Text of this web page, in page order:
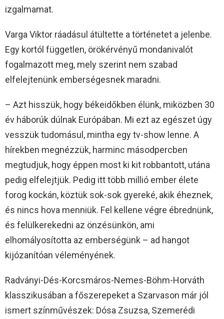
izgalmamat.
Varga Viktor ráadásul átültette a történetet a jelenbe.
Egy kortól független, örökérvényű mondanivalót
fogalmazott meg, mely szerint nem szabad
elfelejtenünk emberségesnek maradni.
– Azt hisszük, hogy békeidőkben élünk, miközben 30
év háborúk dúlnak Európában. Mi ezt az egészet úgy
vesszük tudomásul, mintha egy tv-show lenne. A
hírekben megnézzük, harminc másodpercben
megtudjuk, hogy éppen most ki kit robbantott, utána
pedig elfelejtjük. Pedig itt több millió ember élete
forog kockán, köztük sok-sok gyereké, akik éheznek,
és nincs hova menniük. Fel kellene végre ébrednünk,
és felülkerekedni az önzésünkön, ami
elhomályosította az emberségünk – ad hangot
kijózanítóan véleményének.
Radványi-Dés-Korcsmáros-Nemes-Böhm-Horváth
klasszikusában a főszerepeket a Szarvason már jól
ismert színművészek: Dósa Zsuzsa, Szemerédi